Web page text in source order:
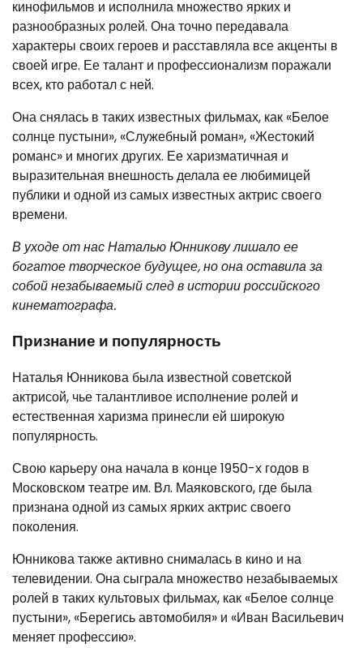
кинофильмов и исполнила множество ярких и
разнообразных ролей. Она точно передавала
характеры своих героев и расставляла все акценты в
своей игре. Ее талант и профессионализм поражали
всех, кто работал с ней.
Она снялась в таких известных фильмах, как «Белое
солнце пустыни», «Служебный роман», «Жестокий
романс» и многих других. Ее харизматичная и
выразительная внешность делала ее любимицей
публики и одной из самых известных актрис своего
времени.
В уходе от нас Наталью Юнникову лишало ее
богатое творческое будущее, но она оставила за
собой незабываемый след в истории российского
кинематографа.
Признание и популярность
Наталья Юнникова была известной советской
актрисой, чье талантливое исполнение ролей и
естественная харизма принесли ей широкую
популярность.
Свою карьеру она начала в конце 1950-х годов в
Московском театре им. Вл. Маяковского, где была
признана одной из самых ярких актрис своего
поколения.
Юнникова также активно снималась в кино и на
телевидении. Она сыграла множество незабываемых
ролей в таких культовых фильмах, как «Белое солнце
пустыни», «Берегись автомобиля» и «Иван Васильевич
меняет профессию».